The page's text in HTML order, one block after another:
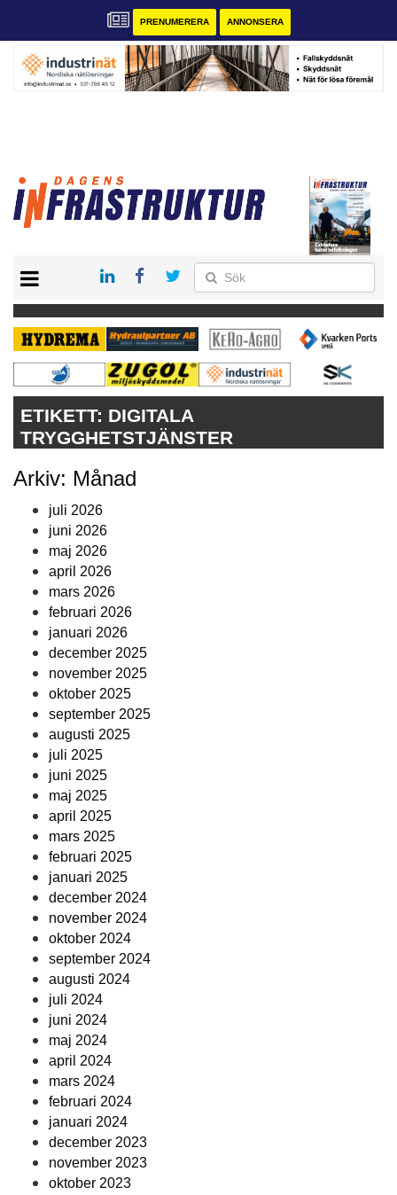
PRENUMERERA ANNONSERA
KONTAKT
VÅRA ANDRA MAGASIN
PRENUMERERA
ANNONSERA
ETIKETT: DIGITALA
TRYGGHETSTJÄNSTER
Arkiv: Månad
juli 2026
juni 2026
maj 2026
april 2026
mars 2026
februari 2026
januari 2026
december 2025
november 2025
oktober 2025
september 2025
augusti 2025
juli 2025
juni 2025
maj 2025
april 2025
mars 2025
februari 2025
januari 2025
december 2024
november 2024
oktober 2024
september 2024
augusti 2024
juli 2024
juni 2024
maj 2024
april 2024
mars 2024
februari 2024
januari 2024
december 2023
november 2023
oktober 2023